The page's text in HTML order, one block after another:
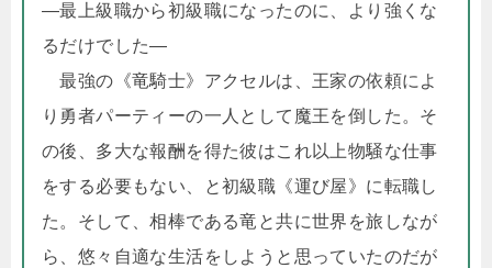
―最上級職から初級職になったのに、より強くな
るだけでした―
最強の《竜騎士》アクセルは、王家の依頼によ
り勇者パーティーの一人として魔王を倒した。そ
の後、多大な報酬を得た彼はこれ以上物騒な仕事
をする必要もない、と初級職《運び屋》に転職し
た。そして、相棒である竜と共に世界を旅しなが
ら、悠々自適な生活をしようと思っていたのだが